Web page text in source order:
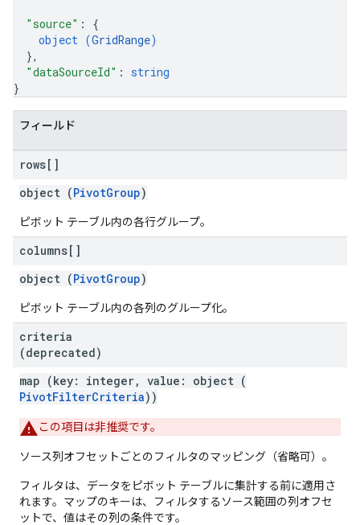
"source" : {
object (GridRange)
},
"dataSourceId" : string
}
フィールド
rows[]
object (PivotGroup)
ピボット テーブル内の各行グループ。
columns[]
object (PivotGroup)
ピボット テーブル内の各列のグループ化。
criteria
(deprecated)
map (key: integer, value: object (
PivotFilterCriteria))
この項目は非推奨です。
ソース列オフセットごとのフィルタのマッピング（省略可）。
フィルタは、データをピボット テーブルに集計する前に適用さ
れます。マップのキーは、フィルタするソース範囲の列オフセ
ットで、値はその列の条件です。